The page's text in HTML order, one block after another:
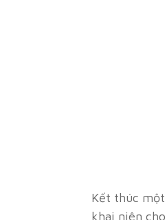
Kết thúc
khai niên